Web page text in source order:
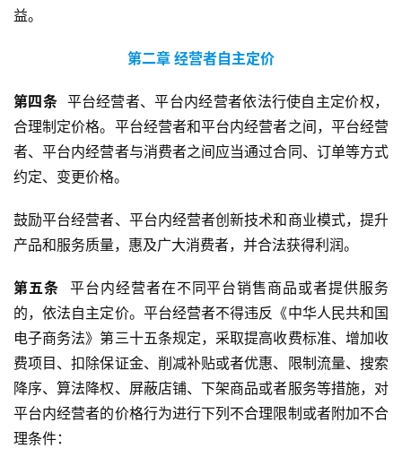
益。
第二章 经营者自主定价
第四条 平台经营者、平台内经营者依法行使自主定价权，
合理制定价格。平台经营者和平台内经营者之间，平台经营
者、平台内经营者与消费者之间应当通过合同、订单等方式
约定、变更价格。
鼓励平台经营者、平台内经营者创新技术和商业模式，提升
产品和服务质量，惠及广大消费者，并合法获得利润。
第五条 平台内经营者在不同平台销售商品或者提供服务
的，依法自主定价。平台经营者不得违反《中华人民共和国
电子商务法》第三十五条规定，采取提高收费标准、增加收
费项目、扣除保证金、削减补贴或者优惠、限制流量、搜索
降序、算法降权、屏蔽店铺、下架商品或者服务等措施，对
平台内经营者的价格行为进行下列不合理限制或者附加不合
理条件：